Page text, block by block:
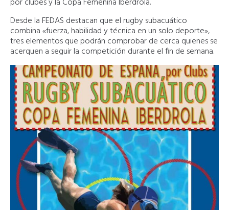
Desde la FEDAS destacan que el rugby subacuático
combina «fuerza, habilidad y técnica en un solo deporte»,
tres elementos que podrán comprobar de cerca quienes se
acerquen a seguir la competición durante el fin de semana.